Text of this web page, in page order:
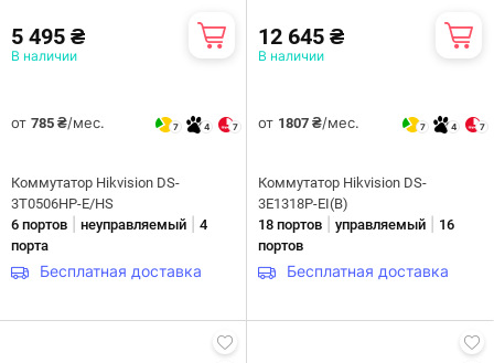
5 495 ₴
В наличии
от 785 ₴/мес. 7 4 7
Коммутатор Hikvision DS-
3T0506HP-E/HS
6 портов
неуправляемый
4
порта
Бесплатная доставка
12 645 ₴
В наличии
от 1807 ₴/мес. 7 4 7
Коммутатор Hikvision DS-
3E1318P-EI(B)
18 портов
управляемый
16
портов
Бесплатная доставка